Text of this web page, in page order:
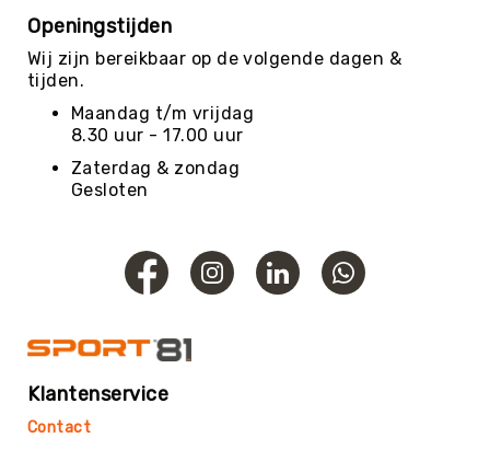
Rugby
Scouting/Outdoor
Slacklinen
Skate
Sporten
Speedbadminton
Squash
Steppen
Tafelvoetbal
Tchoukbal
Tchouks
Openingstijden
Wij zijn bereikbaar op de volgende dagen &
tijden.
Maandag t/m vrijdag
8.30 uur - 17.00 uur
Zaterdag & zondag
Gesloten
Klantenservice
Contact